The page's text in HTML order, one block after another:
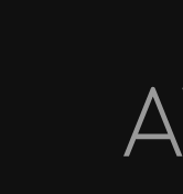
lehti